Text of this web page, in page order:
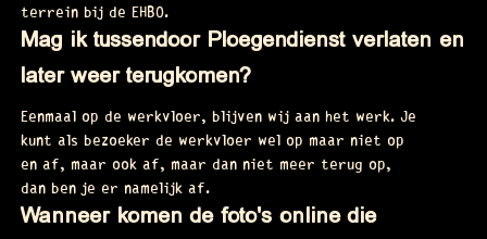
terrein bij de EHBO.
Mag ik tussendoor Ploegendienst verlaten en
later weer terugkomen?
Eenmaal op de werkvloer, blijven wij aan het werk. Je
kunt als bezoeker de werkvloer wel op maar niet op
en af, maar ook af, maar dan niet meer terug op,
dan ben je er namelijk af.
Wanneer komen de foto's online die